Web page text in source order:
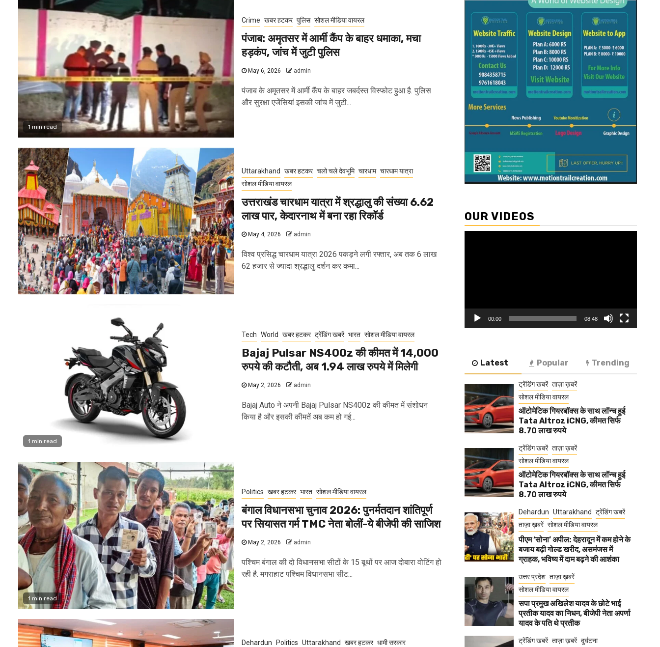
1 min read
Crime खबर हटकर पुलिस सोशल मीडिया वायरल
पंजाब: अमृतसर में आर्मी कैंप के बाहर धमाका, मचा
हड़कंप, जांच में जुटी पुलिस
May 6, 2026 admin
पंजाब के अमृतसर में आर्मी कैंप के बाहर जबर्दस्त विस्फोट हुआ है. पुलिस
और सुरक्षा एजेंसियां इसकी जांच में जुटी...
Uttarakhand खबर हटकर चलो चले देवभूमि चारधाम चारधाम यात्रा
सोशल मीडिया वायरल
उत्तराखंड चारधाम यात्रा में श्रद्धालु की संख्या 6.62
लाख पार, केदारनाथ में बना रहा रिकॉर्ड
May 4, 2026 admin
विश्व प्रसिद्ध चारधाम यात्रा 2026 पकड़ने लगी रफ्तार, अब तक 6 लाख
62 हजार से ज्यादा श्रद्धालु दर्शन कर कमा...
1 min read
Tech World खबर हटकर ट्रेंडिंग खबरें भारत सोशल मीडिया वायरल
Bajaj Pulsar NS400z की कीमत में 14,000
रुपये की कटौती, अब 1.94 लाख रुपये में मिलेगी
May 2, 2026 admin
Bajaj Auto ने अपनी Bajaj Pulsar NS400z की कीमत में संशोधन
किया है और इसकी कीमतें अब कम हो गई...
1 min read
Politics खबर हटकर भारत सोशल मीडिया वायरल
बंगाल विधानसभा चुनाव 2026: पुनर्मतदान शांतिपूर्ण
पर सियासत गर्म TMC नेता बोलीं-ये बीजेपी की साजिश
May 2, 2026 admin
पश्चिम बंगाल की दो विधानसभा सीटों के 15 बूथों पर आज दोबारा वोटिंग हो
रही है. मगराहाट पश्चिम विधानसभा सीट...
Dehardun Politics Uttarakhand खबर हटकर धामी सरकार
OUR VIDEOS
00:00 08:48
Latest Popular Trending
ट्रेंडिंग खबरें ताज़ा ख़बरें
सोशल मीडिया वायरल
ऑटोमेटिक गियरबॉक्स के साथ लॉन्च हुई
Tata Altroz iCNG, कीमत सिर्फ
8.70 लाख रुपये
ट्रेंडिंग खबरें ताज़ा ख़बरें
सोशल मीडिया वायरल
ऑटोमेटिक गियरबॉक्स के साथ लॉन्च हुई
Tata Altroz iCNG, कीमत सिर्फ
8.70 लाख रुपये
Dehardun Uttarakhand
ट्रेंडिंग खबरें
ताज़ा ख़बरें सोशल मीडिया वायरल
पीएम ‘सोना’ अपील: देहरादून में कम होने के
बजाय बढ़ी गोल्ड खरीद, असमंजस में
ग्राहक, भविष्य में दाम बढ़ने की आशंका
उत्तर प्रदेश ताज़ा ख़बरें
सोशल मीडिया वायरल
सपा प्रमुख अखिलेश यादव के छोटे भाई
प्रतीक यादव का निधन, बीजेपी नेता अपर्णा
यादव के पति थे प्रतीक
ट्रेंडिंग खबरें ताज़ा ख़बरें दुर्घटना